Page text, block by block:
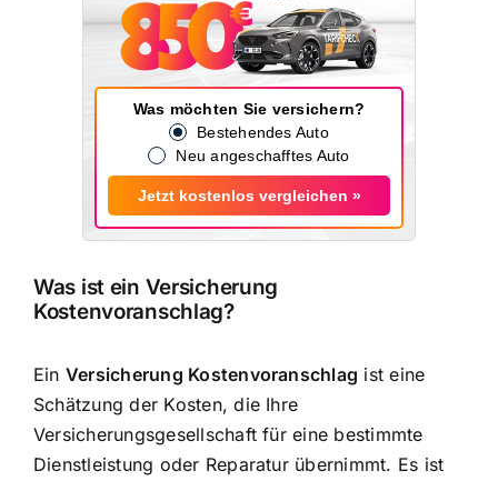
Was möchten Sie versichern?
Bestehendes Auto
Neu angeschafftes Auto
Jetzt kostenlos vergleichen »
Was ist ein Versicherung
Kostenvoranschlag?
Ein Versicherung Kostenvoranschlag ist eine
Schätzung der Kosten, die Ihre
Versicherungsgesellschaft für eine bestimmte
Dienstleistung oder Reparatur übernimmt. Es ist